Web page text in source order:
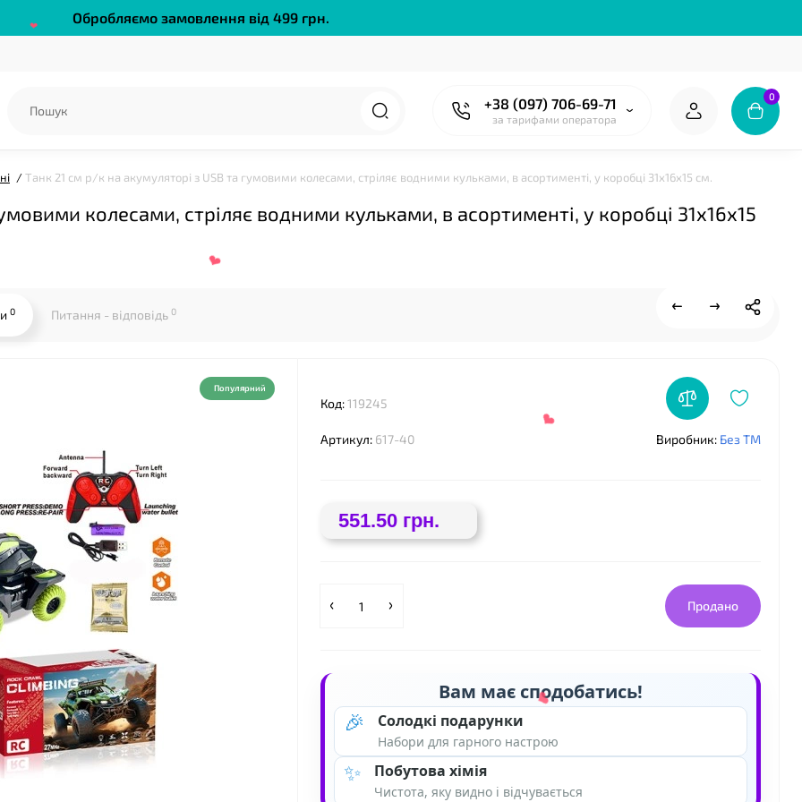
Обробляємо замовлення від 499 грн.
+38 (097) 706-69-71
за тарифами оператора
0
Танк 21 см р/к на акумуляторі з USB та гумовими колесами, стріляє водними кульками, в асортименті, у коробці 31х16х15 см.
колесами, стріляє водними кульками, в асортименті, у коробці 31х16х15
0 Питання - відповідь 0
Популярний
Код:119245
Артикул: 617-40 Виробник: Без ТМ
551.50 грн.
Продано
Вам має сподобатись!
🎉 Солодкі подарунки
Набори для гарного настрою
✨ Побутова хімія
Чистота, яку видно і відчувається
❤
❤
❤